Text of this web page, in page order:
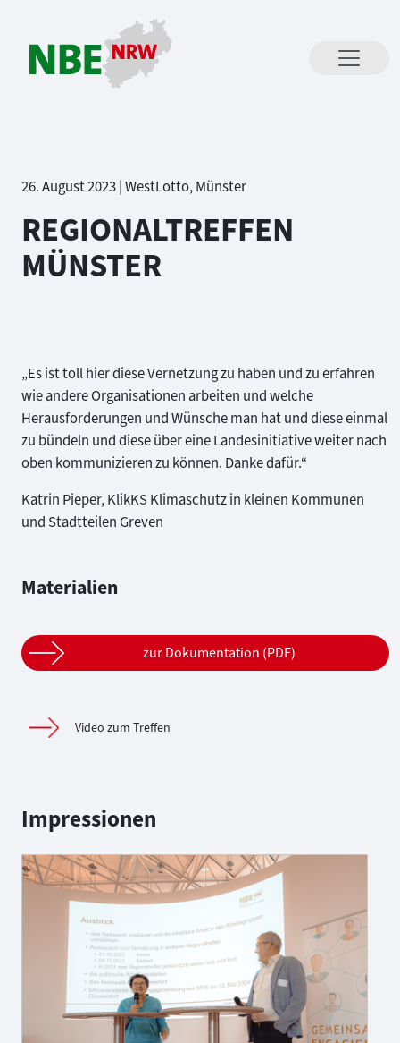
26. August 2023 | WestLotto, Münster
REGIONALTREFFEN
MÜNSTER
„Es ist toll hier diese Vernetzung zu haben und zu erfahren
wie andere Organisationen arbeiten und welche
Herausforderungen und Wünsche man hat und diese einmal
zu bündeln und diese über eine Landesinitiative weiter nach
oben kommunizieren zu können. Danke dafür.“
Katrin Pieper, KlikKS Klimaschutz in kleinen Kommunen
und Stadtteilen Greven
Materialien
zur Dokumentation (PDF)
Video zum Treffen
Impressionen